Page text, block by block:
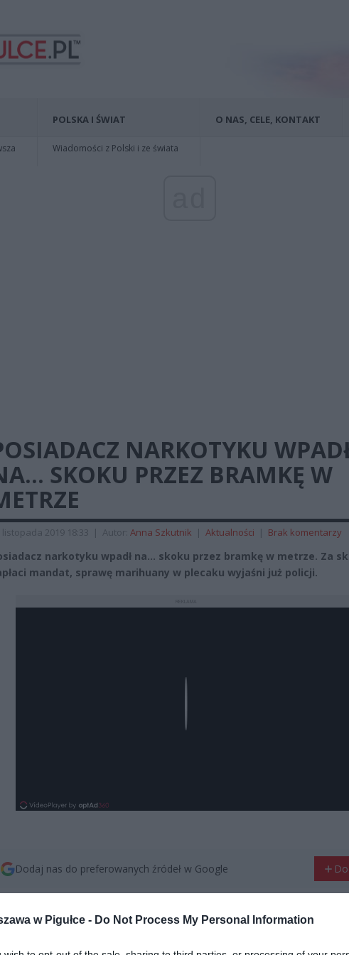
w Pigułce - Do Not Process My Personal Information
POLSKA I ŚWIAT
Wiadomości z Polski i ze świata
O NAS, CELE, KONTAKT
NARKOTYKU
SKOKU PRZEZ BRAMKĘ W
listopada 2019 18:33 | Autor: Anna Szkutnik | Aktualności | Brak komentarzy
narkotyku wpadł na… skoku przez bramkę w metrze. Za
mandat, sprawę marihuany w plecaku wyjaśni już policji.
Dodaj nas do preferowanych źródeł w Google